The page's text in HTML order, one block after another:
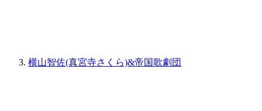
横山智佐(真宮寺さくら)&帝国歌劇団